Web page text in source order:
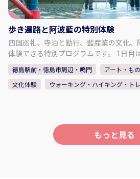
歩き遍路と阿波藍の特別体験
四国巡礼、寺泊と勤行、藍産業の文化
体験できる特別プログラムです。 1日目は、遍路衣装を身に着
け、歩き遍路を体験。お遍路に精通した
緒に、1番札所 霊山寺から4番札所 大日
所 安楽寺の宿坊に泊まり、夜の勤行体験
別視察ができます。 2日目は藍の館へ
る藍の館案内の他、西座敷で特別に阿
お一人様あたり 1名参加の場合
200,000円～ 3名～4名参加の場合
徳島駅前・徳島市周辺・鳴門
アート・も
文化体験
ウォーキング・ハイキング・ト
もっと見る